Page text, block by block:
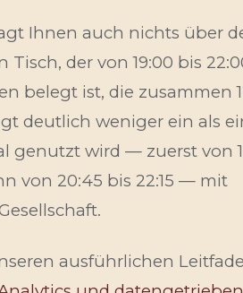
Ihnen auch nichts über
Tisch, der von 19:00 bis
belegt ist, die zusammen
deutlich weniger ein als
genutzt wird — zuerst von
von 20:45 bis 22:15 — mit
ausführlichen